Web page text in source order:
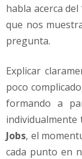
habla acerca del
que nos
pregunta.
Explicar
poco
formando a
individualmente
Jobs, el
cada punto en